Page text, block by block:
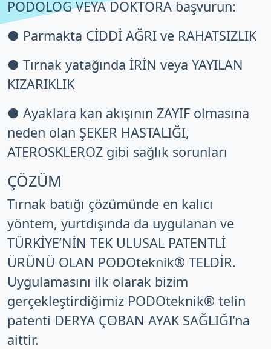
PODOLOG VEYA DOKTORA başvurun:
● Parmakta CİDDİ AĞRI ve RAHATSIZLIK
● Tırnak yatağında İRİN veya YAYILAN
KIZARIKLIK
● Ayaklara kan akışının ZAYIF olmasına
neden olan ŞEKER HASTALIĞI,
ATEROSKLEROZ gibi sağlık sorunları
ÇÖZÜM
Tırnak batığı çözümünde en kalıcı
yöntem, yurtdışında da uygulanan ve
TÜRKİYE’NİN TEK ULUSAL PATENTLİ
ÜRÜNÜ OLAN PODOteknik® TELDİR.
Uygulamasını ilk olarak bizim
gerçekleştirdiğimiz PODOteknik® telin
patenti DERYA ÇOBAN AYAK SAĞLIĞI’na
aittir.